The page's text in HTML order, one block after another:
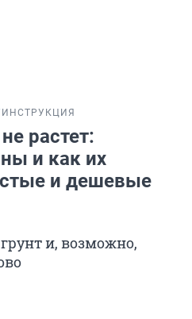
ИНСТРУКЦИЯ
растет:
и как их
и дешевые
и, возможно,